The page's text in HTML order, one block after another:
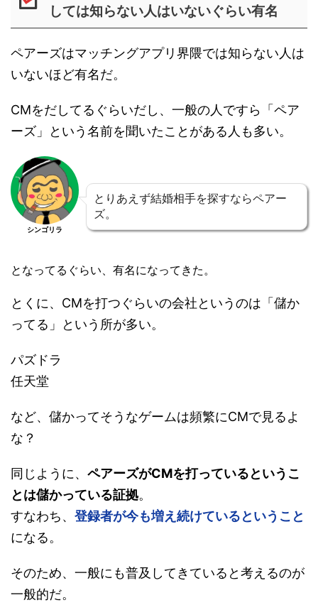
しては知らない人はいないぐらい有名
ペアーズはマッチングアプリ界隈では知らない人は
いないほど有名だ。
CMをだしてるぐらいだし、一般の人ですら「ペア
ーズ」という名前を聞いたことがある人も多い。
シンゴリラ
とりあえず結婚相手を探すならペアー
ズ。
となってるぐらい、有名になってきた。
とくに、CMを打つぐらいの会社というのは「儲か
ってる」という所が多い。
パズドラ
任天堂
など、儲かってそうなゲームは頻繁にCMで見るよ
な？
同じように、 ペアーズがCMを打っているというこ
とは儲かっている証拠。
すなわち、 登録者が今も増え続けているということ
になる。
そのため、一般にも普及してきていると考えるのが
一般的だ。